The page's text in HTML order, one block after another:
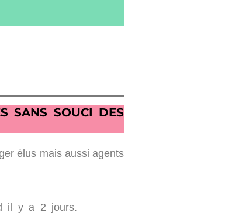
SANS SOUCI DES
élus mais aussi agents
il y a 2 jours.